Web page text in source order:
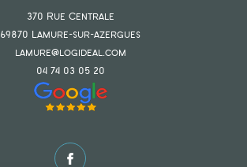
370 Rue Centrale
69870 lamure-sur-azergues
lamure@logideal.com
04 74 03 05 20